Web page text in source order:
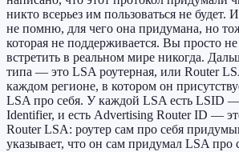
никто всерьез им пользоваться не
не помню, для чего она придумана, но
которая не поддерживается. Вы просто
встретить в реальном мире никогда.
типа — это LSA роутерная, или Router
каждом регионе, в котором он
LSA про себя. У каждой LSA есть LSID
Identifier, и есть Advertising Router ID —
Router LSA: роутер сам про себя
указывает, что он сам придумал LSA про